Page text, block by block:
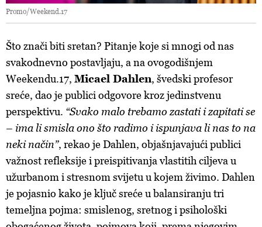
Promo/Weekend.17
Što znači biti sretan? Pitanje koje si mnogi od nas
svakodnevno postavljaju, a na ovogodišnjem
Weekendu.17, Micael Dahlen, švedski profesor
sreće, dao je publici odgovore kroz jedinstvenu
perspektivu. “Svako malo trebamo zastati i zapitati se
– ima li smisla ono što radimo i ispunjava li nas to na
neki način”, rekao je Dahlen, objašnjavajući publici
važnost refleksije i preispitivanja vlastitih ciljeva u
užurbanom i stresnom svijetu u kojem živimo. Dahlen
je pojasnio kako je ključ sreće u balansiranju tri
temeljna pojma: smislenog, sretnog i psihološki